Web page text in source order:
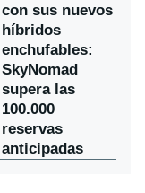
con sus nuevos
híbridos
enchufables:
SkyNomad
supera las
100.000
reservas
anticipadas